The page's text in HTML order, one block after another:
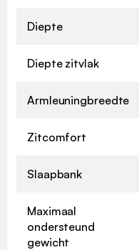
Diepte
Diepte zitvlak
Armleuningbreedte
Zitcomfort
Slaapbank
Maximaal
ondersteund
gewicht